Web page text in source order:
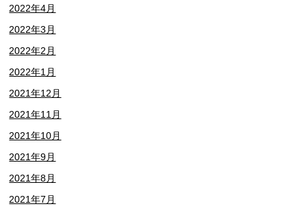
2022年4月
2022年3月
2022年2月
2022年1月
2021年12月
2021年11月
2021年10月
2021年9月
2021年8月
2021年7月